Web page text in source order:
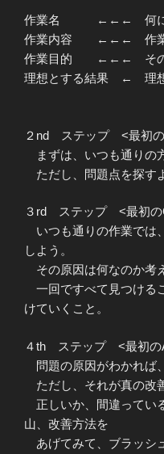
作業名 ←←← 何につ
作業内容 ←←← 作業
作業目的 ←←← その作
理想とする結果 ← 理想
２nd ステップ <最初
まずは、いつも通りの
ただし、問題点を探す
３rd ステップ <最初の
いつも通りの作業では
しよう。
その原因は何なのか考
一回ですべて見つける
けていくこと。
４th ステップ <最初の
問題の原因がわかれば
ただし、それが真の改
正しいか、間違ってい
山、改善方法を
あげてみて、ブラッシ